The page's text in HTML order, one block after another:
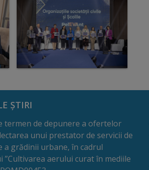
ȘTIRI
termen de depunere a ofertelor
unui prestator de servicii de
a grădinii urbane, în cadrul
”Cultivarea aerului curat în mediile